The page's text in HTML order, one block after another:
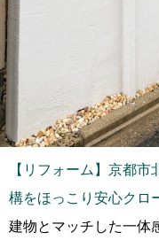
【リフォーム】京都
構をほっこり安心クロ
建物とマッチした一体